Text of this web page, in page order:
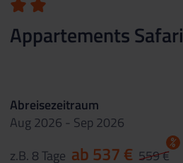
Appartements Safari
Abreisezeitraum
Aug 2026 - Sep 2026
z.B. 8 Tage ab 537 € 559 €
%